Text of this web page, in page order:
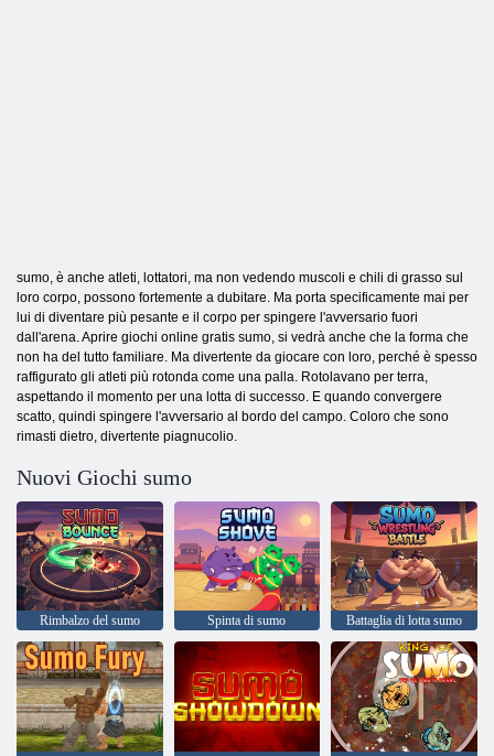
sumo, è anche atleti, lottatori, ma non vedendo muscoli e chili di grasso sul
loro corpo, possono fortemente a dubitare. Ma porta specificamente mai per
lui di diventare più pesante e il corpo per spingere l'avversario fuori
dall'arena. Aprire giochi online gratis sumo, si vedrà anche che la forma che
non ha del tutto familiare. Ma divertente da giocare con loro, perché è spesso
raffigurato gli atleti più rotonda come una palla. Rotolavano per terra,
aspettando il momento per una lotta di successo. E quando convergere
scatto, quindi spingere l'avversario al bordo del campo. Coloro che sono
rimasti dietro, divertente piagnucolio.
Nuovi Giochi sumo
Rimbalzo del sumo Spinta di sumo Battaglia di lotta sumo